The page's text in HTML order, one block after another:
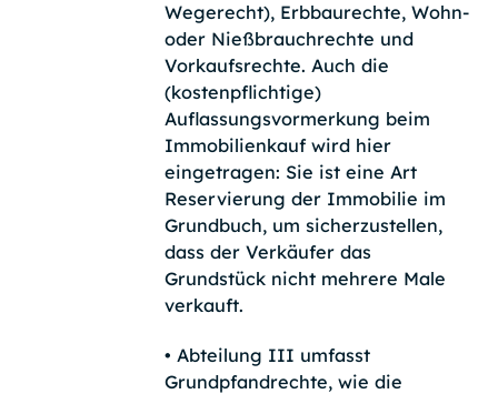
Wegerecht), Erbbaurechte, Wohn-
oder Nießbrauchrechte und
Vorkaufsrechte. Auch die
(kostenpflichtige)
Auflassungsvormerkung beim
Immobilienkauf wird hier
eingetragen: Sie ist eine Art
Reservierung der Immobilie im
Grundbuch, um sicherzustellen,
dass der Verkäufer das
Grundstück nicht mehrere Male
verkauft.
• Abteilung III umfasst
Grundpfandrechte, wie die